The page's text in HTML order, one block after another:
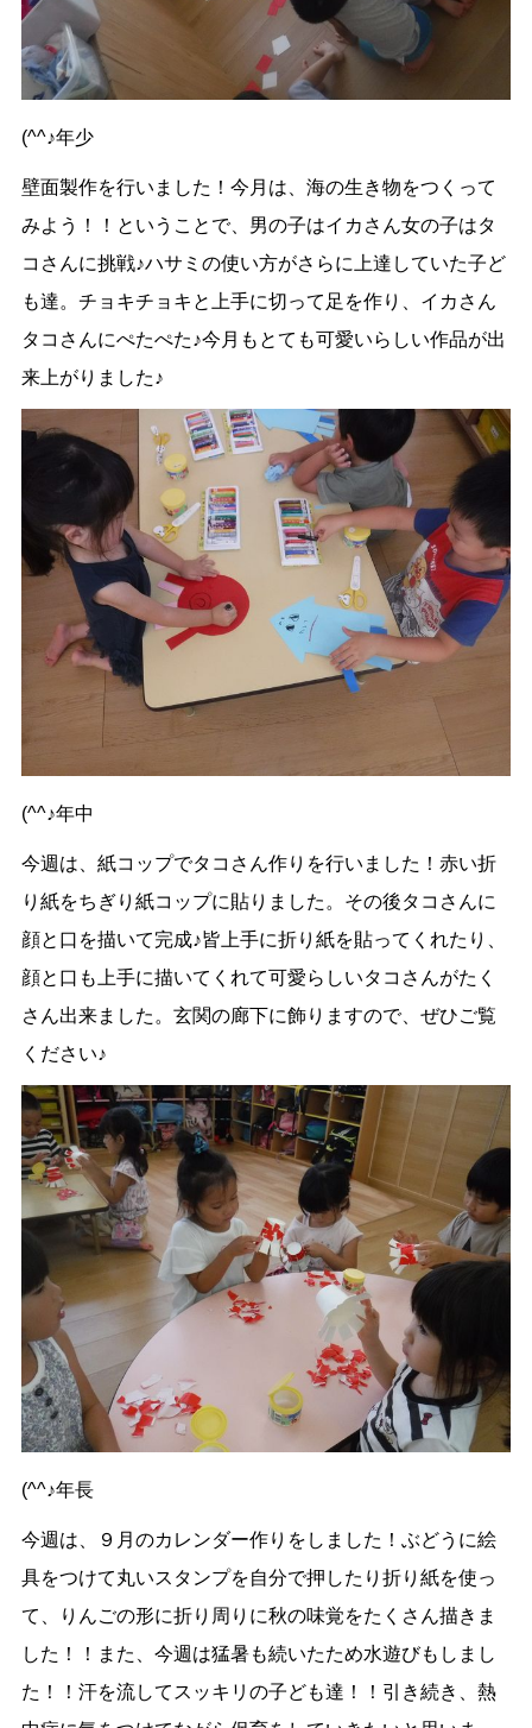
(^^♪年少
壁面製作を行いました！今月は、海の生き物をつくって
みよう！！ということで、男の子はイカさん女の子はタ
コさんに挑戦♪ハサミの使い方がさらに上達していた子ど
も達。チョキチョキと上手に切って足を作り、イカさん
タコさんにぺたぺた♪今月もとても可愛いらしい作品が出
来上がりました♪
(^^♪年中
今週は、紙コップでタコさん作りを行いました！赤い折
り紙をちぎり紙コップに貼りました。その後タコさんに
顔と口を描いて完成♪皆上手に折り紙を貼ってくれたり、
顔と口も上手に描いてくれて可愛らしいタコさんがたく
さん出来ました。玄関の廊下に飾りますので、ぜひご覧
ください♪
(^^♪年長
今週は、９月のカレンダー作りをしました！ぶどうに絵
具をつけて丸いスタンプを自分で押したり折り紙を使っ
て、りんごの形に折り周りに秋の味覚をたくさん描きま
した！！また、今週は猛暑も続いたため水遊びもしまし
た！！汗を流してスッキリの子ども達！！引き続き、熱